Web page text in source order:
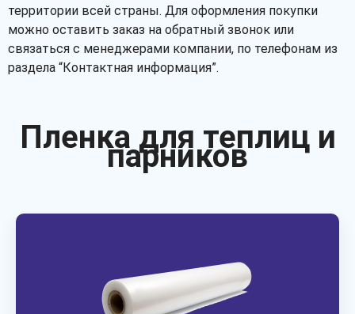
территории всей страны. Для оформления покупки
можно оставить заказ на обратный звонок или
связаться с менеджерами компании, по телефонам из
раздела “Контактная информация”.
Пленка для теплиц и
парников